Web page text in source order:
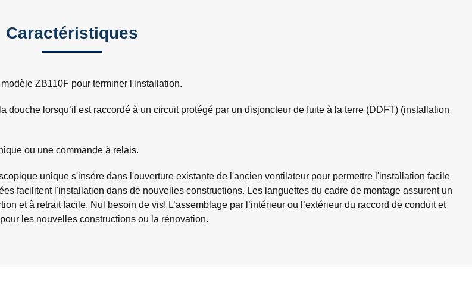
Caractéristiques
ZB110F pour terminer l'installation.
lorsqu’il est raccordé à un circuit protégé par un disjoncteur de fuite à la terre (DDFT) (installation
ou une commande à relais.
unique s'insère dans l'ouverture existante de l'ancien ventilateur pour permettre l'installation facile
facilitent l'installation dans de nouvelles constructions. Les languettes du cadre de montage assurent un
et à retrait facile. Nul besoin de vis! L’assemblage par l’intérieur ou l’extérieur du raccord de conduit et
les nouvelles constructions ou la rénovation.